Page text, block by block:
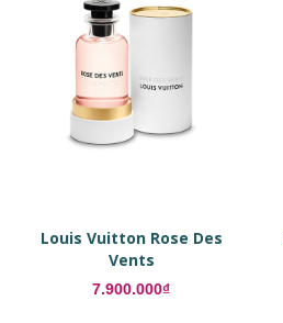
Louis Vuitton Rose Des
Vents
7.900.000₫